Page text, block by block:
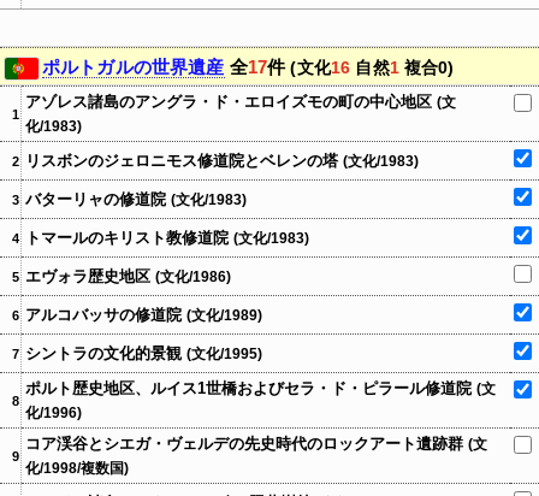
ポルトガルの世界遺産 全17件(文化16 自然1複合0)
1
アゾレス諸島のアングラ・ド・エロイズモの町の中心地区 (文
化/1983)
2 リスボンのジェロニモス修道院とベレンの塔 (文化/1983)
3 バターリャの修道院 (文化/1983)
4 トマールのキリスト教修道院 (文化/1983)
5 エヴォラ歴史地区 (文化/1986)
6 アルコバッサの修道院 (文化/1989)
7 シントラの文化的景観 (文化/1995)
8
ポルト歴史地区、ルイス1世橋およびセラ・ド・ピラール修道院 (文
化/1996)
9
コア渓谷とシエガ・ヴェルデの先史時代のロックアート遺跡群 (文
化/1998/複数国)